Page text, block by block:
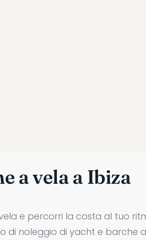
a vela a Ibiza
e percorri la costa al tuo
di noleggio di yacht e barche